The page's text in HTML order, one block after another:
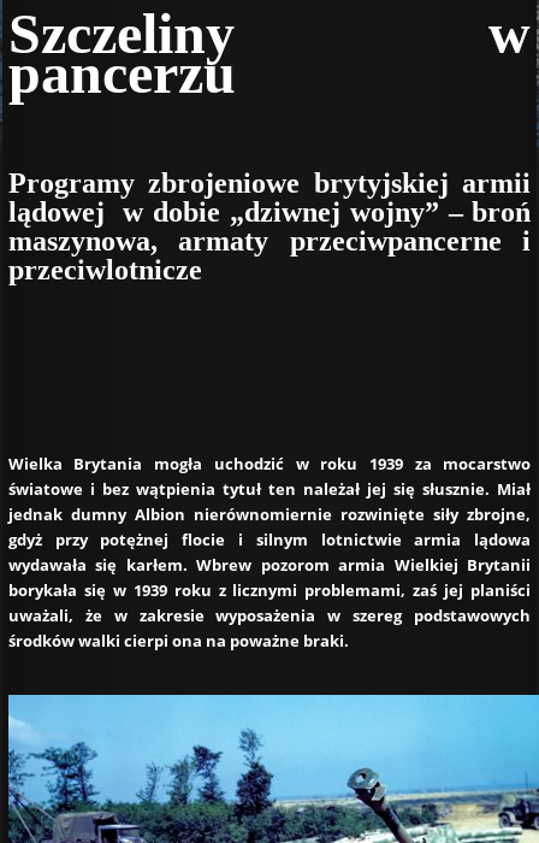
Szczeliny w
pancerzu
Programy zbrojeniowe brytyjskiej armii
lądowej w dobie „dziwnej wojny” – broń
maszynowa, armaty przeciwpancerne i
przeciwlotnicze
Wielka Brytania mogła uchodzić w roku 1939 za mocarstwo
światowe i bez wątpienia tytuł ten należał jej się słusznie. Miał
jednak dumny Albion nierównomiernie rozwinięte siły zbrojne,
gdyż przy potężnej flocie i silnym lotnictwie armia lądowa
wydawała się karłem. Wbrew pozorom armia Wielkiej Brytanii
borykała się w 1939 roku z licznymi problemami, zaś jej planiści
uważali, że w zakresie wyposażenia w szereg podstawowych
środków walki cierpi ona na poważne braki.